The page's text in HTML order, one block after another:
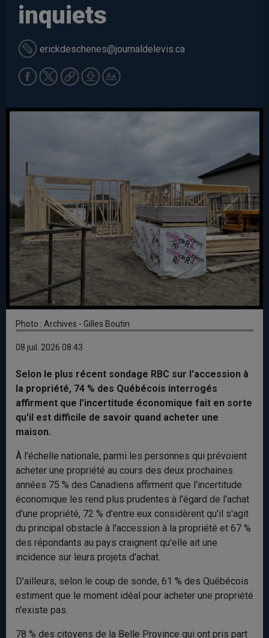
inquiets
erickdeschenes@journaldelevis.ca
Photo : Archives - Gilles Boutin
08 juil. 2026 08:43
Selon le plus récent sondage RBC sur l'accession à
la propriété, 74 % des Québécois interrogés
affirment que l'incertitude économique fait en sorte
qu'il est difficile de savoir quand acheter une
maison.
À l'échelle nationale, parmi les personnes qui prévoient
acheter une propriété au cours des deux prochaines
années 75 % des Canadiens affirment que l'incertitude
économique les rend plus prudentes à l'égard de l'achat
d'une propriété, 72 % d'entre eux considèrent qu'il s'agit
du principal obstacle à l'accession à la propriété et 67 %
des répondants au pays craignent qu'elle ait une
incidence sur leurs projets d'achat.
D'ailleurs, selon le coup de sonde, 61 % des Québécois
estiment que le moment idéal pour acheter une propriété
n'existe pas.
78 % des citoyens de la Belle Province qui ont pris part